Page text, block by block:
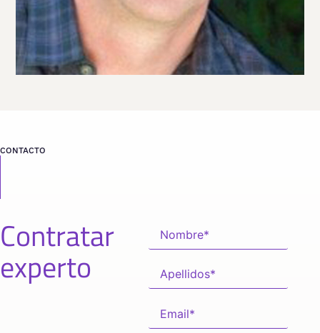
CONTACTO
Contratar
experto